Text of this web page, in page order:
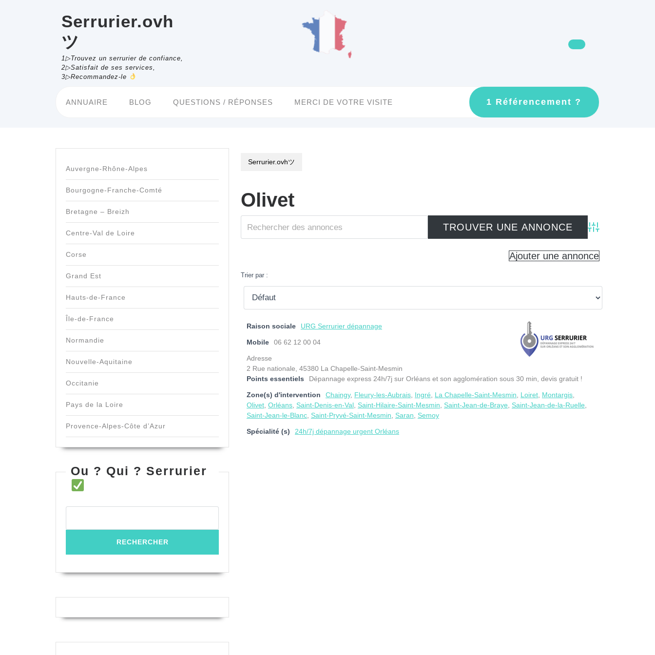
Serrurier.ovh
ツ
1▷Trouvez un serrurier de confiance,
2▷Satisfait de ses services,
3▷Recommandez-le
ANNUAIRE BLOG QUESTIONS / RÉPONSES MERCI DE VOTRE VISITE 1 Référencement ?
GET
AN
Auvergne-Rhône-Alpes
Bourgogne-Franche-Comté
Bretagne – Breizh
Centre-Val de Loire
Corse
Grand Est
Hauts-de-France
Île-de-France
Normandie
Nouvelle-Aquitaine
Occitanie
Pays de la Loire
Provence-Alpes-Côte d’Azur
Ou ? Qui ? Serrurier
Serrurier.ovhツ
Olivet
Advanced Search
Ajouter une annonce
Trier par :
Raison sociale URG Serrurier dépannage
Mobile 06 62 12 00 04
Adresse
2 Rue nationale, 45380 La Chapelle-Saint-Mesmin
Points essentiels
Dépannage express 24h/7j sur Orléans et son agglomération sous 30 min, devis gratuit !
Zone(s) d'intervention Chaingy, Fleury-les-Aubrais Ingré La Chapelle-Saint-Mesmin Loiret Montargis
Olivet Orléans Saint-Denis-en-Val Saint-Hilaire-Saint-Mesmin Saint-Jean-de-Braye Saint-Jean-de-la-Ruelle
Saint-Jean-le-Blanc Saint-Pryvé-Saint-Mesmin Saran Semoy
Spécialité (s) 24h/7j dépannage urgent Orléans